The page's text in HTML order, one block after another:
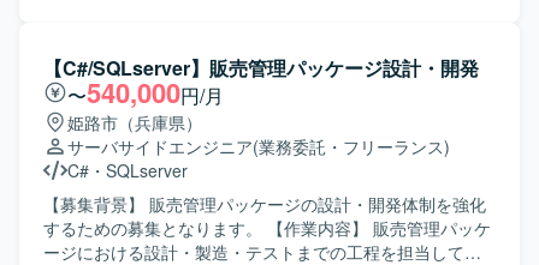
にはPostgreSQLなどのリレーショナルデータベースを利用
する構成となります。
いて、開発フローを支援するための機能追加や改善を実施
いたします。また、コンシューマゲーム開発環境の運用保
守サポートとして、担当ツールやジョブの不具合調査や修
正対応のサポートも行っていただきます。 【求める人物
像】 ゲーム開発を支える開発環境やツール開発に意欲的に
取り組める方を求めております。開発フローの効率化や自
動化に関心を持ち、主体的に改善提案を行っていただける
方ですと望ましいです。 【ポジションの魅力】 コンシュー
マゲーム開発を支える基盤となるツールやスクリプトの開
【C#/SQLserver】販売管理パッケージ設計・開発
〜540,000円/月
姫路市（兵庫県）
サーバサイドエンジニア(業務委託・フリーランス)
C# ・ SQLserver
【募集背景】 販売管理パッケージの設計・開発体制を強化
するための募集となります。 【作業内容】 販売管理パッケ
ージにおける設計・製造・テストまでの工程を担当してい